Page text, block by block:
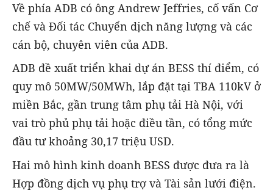
Về phía ADB có ông Andrew Jeffries, cố vấn Cơ
chế và Đối tác Chuyển dịch năng lượng và các
cán bộ, chuyên viên của ADB.
ADB đề xuất triển khai dự án BESS thí điểm, có
quy mô 50MW/50MWh, lắp đặt tại TBA 110kV ở
miền Bắc, gần trung tâm phụ tải Hà Nội, với
vai trò phủ phụ tải hoặc điều tần, có tổng mức
đầu tư khoảng 30,17 triệu USD.
Hai mô hình kinh doanh BESS được đưa ra là
Hợp đồng dịch vụ phụ trợ và Tài sản lưới điện.